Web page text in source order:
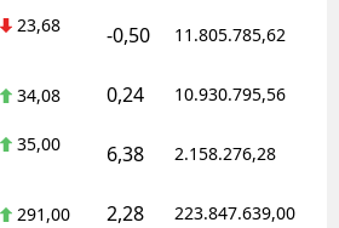
23,68 -0,50 11.805.785,62
34,08 0,24 10.930.795,56
35,00 6,38 2.158.276,28
291,00 2,28 223.847.639,00